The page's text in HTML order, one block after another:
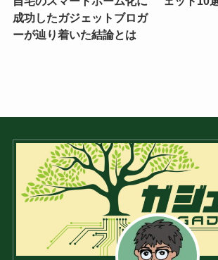
成功したガジェットブロガ
ーが辿り着いた結論とは